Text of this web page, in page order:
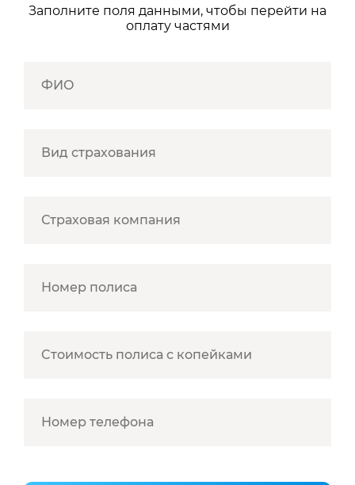
Заполните поля данными, чтобы перейти на
оплату частями